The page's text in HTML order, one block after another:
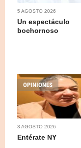
5 AGOSTO 2026
Un espectáculo
bochornoso
OPINIONES
3 AGOSTO 2026
Entérate NY